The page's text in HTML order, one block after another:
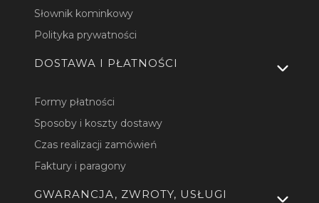
Słownik kominkowy
Polityka prywatności
DOSTAWA I PŁATNOŚCI
Formy płatności
Sposoby i koszty dostawy
Czas realizacji zamówień
Faktury i paragony
GWARANCJA, ZWROTY, USŁUGI